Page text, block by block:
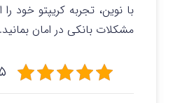
با نوین، تجربه کریپتو خود
مشکلات بانکی در امان بمانید.
۵/